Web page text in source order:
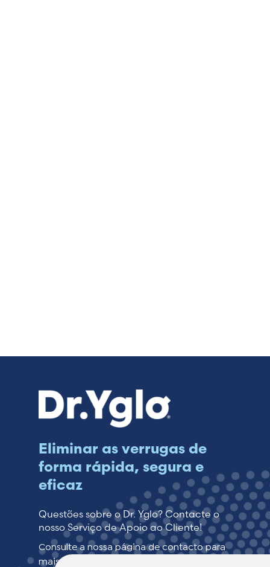
Eliminar as verrugas de
forma rápida, segura e
eficaz
Questões sobre o Dr. Yglo? Contacte o
nosso Serviço de Apoio ao Cliente!
Consulte a nossa página de contacto para
mais informações.